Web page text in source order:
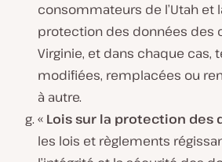
consommateurs de l’Utah et
protection des données des
Virginie, et dans chaque cas,
modifiées, remplacées ou
à autre.
« Lois sur la protection des
les lois et règlements